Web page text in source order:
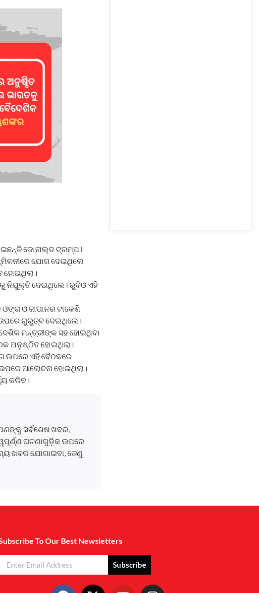
ଡୋନାଲ୍ଡ ଟ୍ରମ୍ପ l
ଯୋଗ ଦେଇଥିଲେ
ହୋଇଥିଲା।
ନିଯୁକ୍ତି ଦେଇଥିଲେ। ରୁବିଓ ଏହି
ଓ ଜାପାନର ଟାକେଶି
ଗୁରୁତ୍ବ ଦେଇଥିଲେ।
ମନ୍ତ୍ରୀଙ୍କ ସହ ହୋଇଥିବା
ଅନୁଷ୍ଠିତ ହୋଇଥିଲା।
ଉପରେ ଏହି ବୈଠକରେ
ଆଲୋଚନା ହୋଇଥିଲା।
କରିବ।
ସର୍ବଶେଷ ଖବର,
ଘଟଣାଗୁଡ଼ିକ ଉପରେ
ଖବର ଯୋଗାଇବା, ତେଣୁ
To Our Best Newsletters
Subscribe